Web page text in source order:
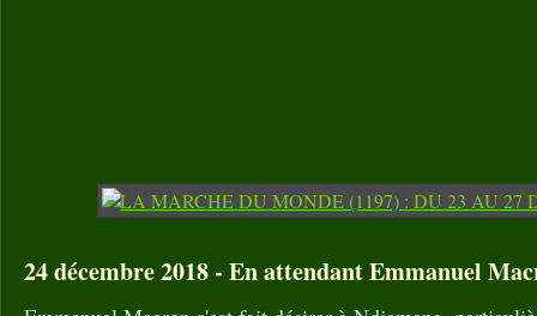
24 décembre 2018 - En attendant Emmanuel